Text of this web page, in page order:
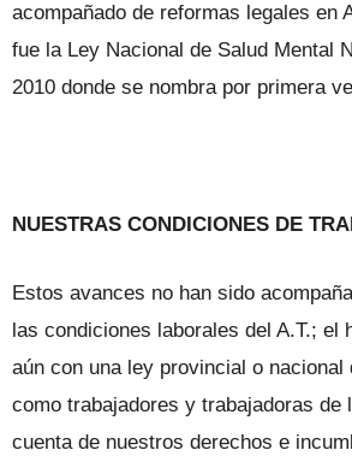
acompañado de reformas legales en
fue la Ley Nacional de Salud Mental
2010 donde se nombra por primera
NUESTRAS CONDICIONES DE
Estos avances no han sido
las condiciones laborales del A.T.; el
aún con una ley provincial o nacional
como trabajadores y trabajadoras de
cuenta de nuestros derechos e